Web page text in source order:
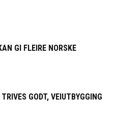
GI FLEIRE NORSKE
GODT, VEIUTBYGGING